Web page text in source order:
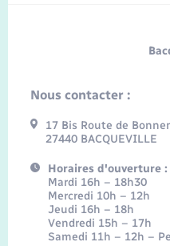
Nous contacter :
17 Bis Route de
27440 BACQUEVILLE
Horaires d'ouverture :
Mardi 16h – 18h30
Mercredi 10h – 12h
Jeudi 16h – 18h
Vendredi 15h – 17h
Samedi 11h – 12h –